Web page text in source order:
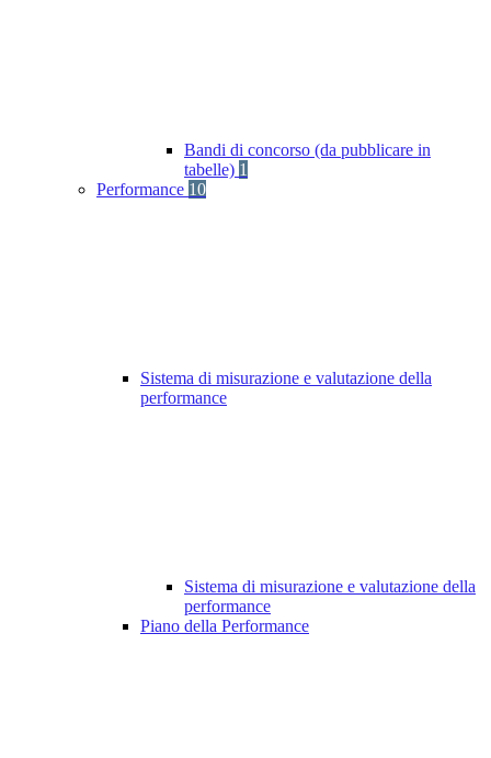
Bandi di concorso (da pubblicare in
tabelle) 1
Performance 10
Sistema di misurazione e valutazione della
performance
Sistema di misurazione e valutazione della
performance
Piano della Performance